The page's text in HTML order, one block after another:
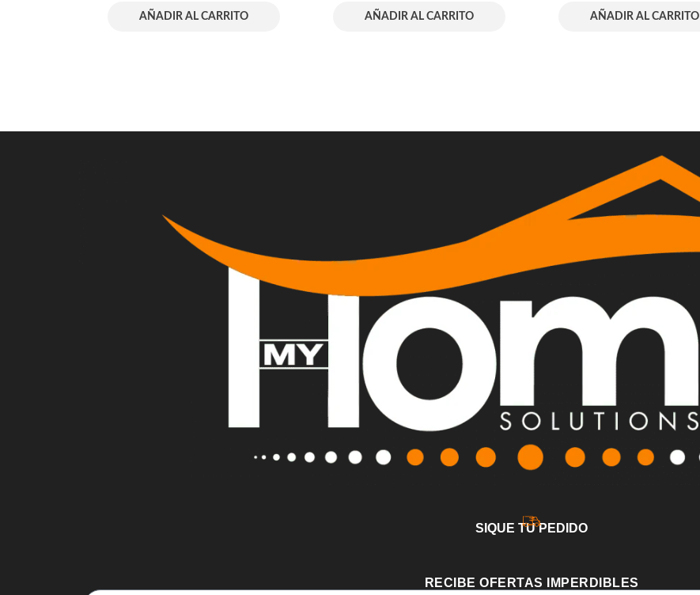
AÑADIR AL CARRITO AÑADIR AL CARRITO AÑADIR AL CARRITO
SIQUE TU PEDIDO
RECIBE OFERTAS IMPERDIBLES